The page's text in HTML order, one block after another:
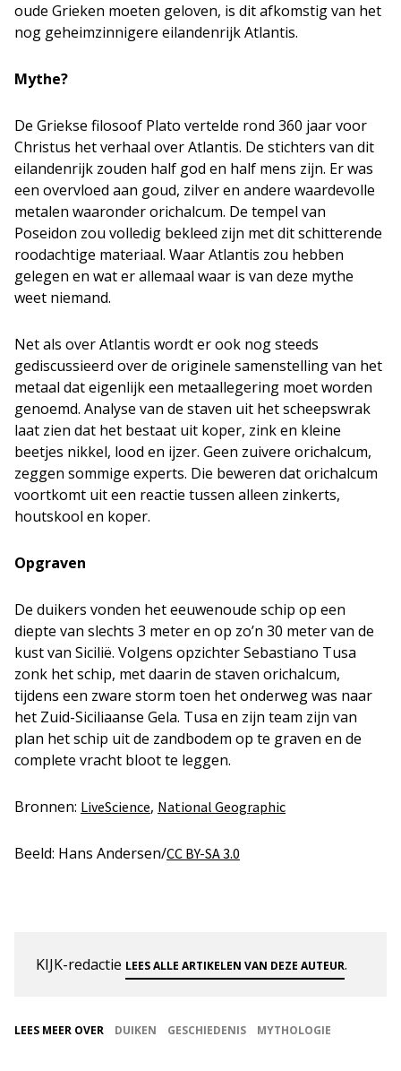
oude Grieken moeten geloven, is dit afkomstig van het
nog geheimzinnigere eilandenrijk Atlantis.
Mythe?
De Griekse filosoof Plato vertelde rond 360 jaar voor
Christus het verhaal over Atlantis. De stichters van dit
eilandenrijk zouden half god en half mens zijn. Er was
een overvloed aan goud, zilver en andere waardevolle
metalen waaronder orichalcum. De tempel van
Poseidon zou volledig bekleed zijn met dit schitterende
roodachtige materiaal. Waar Atlantis zou hebben
gelegen en wat er allemaal waar is van deze mythe
weet niemand.
Net als over Atlantis wordt er ook nog steeds
gediscussieerd over de originele samenstelling van het
metaal dat eigenlijk een metaallegering moet worden
genoemd. Analyse van de staven uit het scheepswrak
laat zien dat het bestaat uit koper, zink en kleine
beetjes nikkel, lood en ijzer. Geen zuivere orichalcum,
zeggen sommige experts. Die beweren dat orichalcum
voortkomt uit een reactie tussen alleen zinkerts,
houtskool en koper.
Opgraven
De duikers vonden het eeuwenoude schip op een
diepte van slechts 3 meter en op zo’n 30 meter van de
kust van Sicilië. Volgens opzichter Sebastiano Tusa
zonk het schip, met daarin de staven orichalcum,
tijdens een zware storm toen het onderweg was naar
het Zuid-Siciliaanse Gela. Tusa en zijn team zijn van
plan het schip uit de zandbodem op te graven en de
complete vracht bloot te leggen.
Bronnen: LiveScience, National Geographic
Beeld: Hans Andersen/CC BY-SA 3.0
KIJK-redactie LEES ALLE ARTIKELEN VAN DEZE AUTEUR.
LEES MEER OVER DUIKEN GESCHIEDENIS MYTHOLOGIE